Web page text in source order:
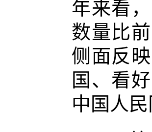
年来看
数量比
侧面反
国、看
中国人